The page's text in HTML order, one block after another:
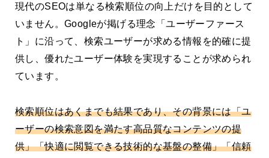
現代のSEOは単なる検索順位の向上だけを目的として
いません。Googleが掲げる理念「ユーザーファース
ト」に沿って、検索ユーザーが求める情報を的確に提
供し、優れたユーザー体験を実現することが求められ
ています。
検索順位はあくまでも結果であり、その背景には「ユ
ーザーの検索意図を満たす高品質なコンテンツの提
供」「快適に閲覧できる技術的な基盤の整備」「信頼